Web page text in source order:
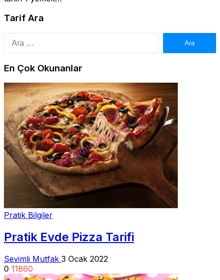
Tarif Ara
En Çok Okunanlar
Pratik Bilgiler
Pratik Evde Pizza Tarifi
Sevimli Mutfak 3 Ocak 2022
0 11860